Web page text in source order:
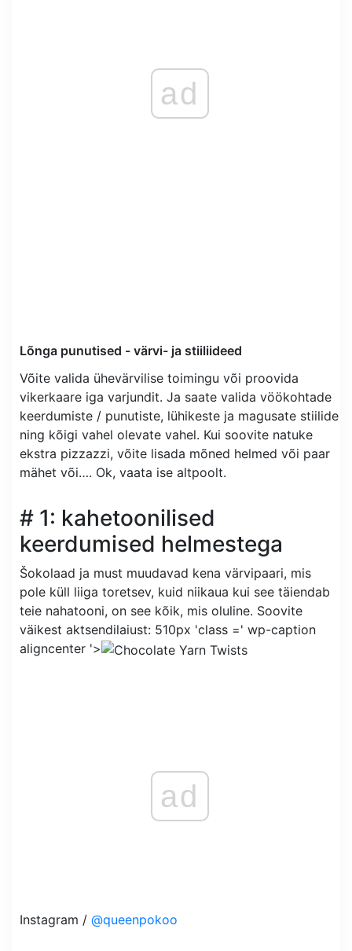
ad
Lõnga punutised - värvi- ja stiiliideed
Võite valida ühevärvilise toimingu või proovida
vikerkaare iga varjundit. Ja saate valida vöökohtade
keerdumiste / punutiste, lühikeste ja magusate stiilide
ning kõigi vahel olevate vahel. Kui soovite natuke
ekstra pizzazzi, võite lisada mõned helmed või paar
mähet või…. Ok, vaata ise altpoolt.
# 1: kahetoonilised
keerdumised helmestega
Šokolaad ja must muudavad kena värvipaari, mis
pole küll liiga toretsev, kuid niikaua kui see täiendab
teie nahatooni, on see kõik, mis oluline. Soovite
väikest aktsendilaiust: 510px 'class =' ​​wp-caption
aligncenter '>
ad
Instagram / @queenpokoo